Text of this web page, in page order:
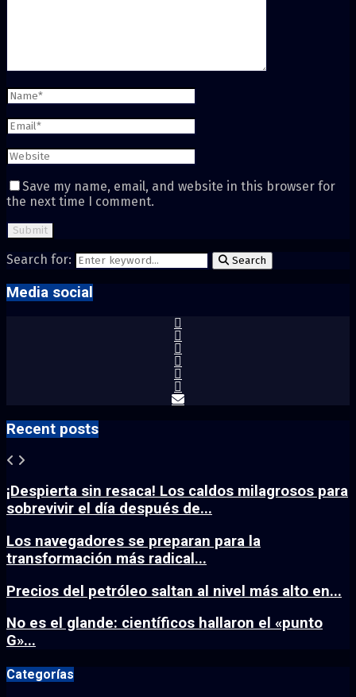
Save my name, email, and website in this browser for
the next time I comment.
Search for: Search
Media social
Recent posts
¡Despierta sin resaca! Los caldos milagrosos para
sobrevivir el día después de...
Los navegadores se preparan para la
transformación más radical...
Precios del petróleo saltan al nivel más alto en...
No es el glande: científicos hallaron el «punto
G»...
Categorías